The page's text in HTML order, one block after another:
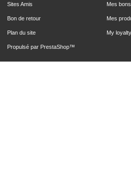
Sites Amis
Bon de retour
Plan du site
Propulsé par PrestaShop™
Mes
Mes
My